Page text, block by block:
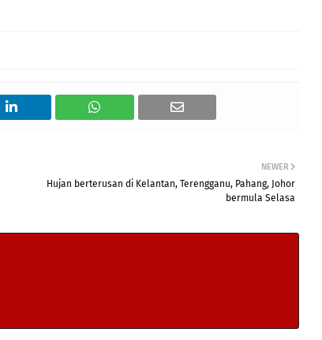
NEWER
Hujan berterusan di Kelantan, Terengganu, Pahang, Johor
bermula Selasa